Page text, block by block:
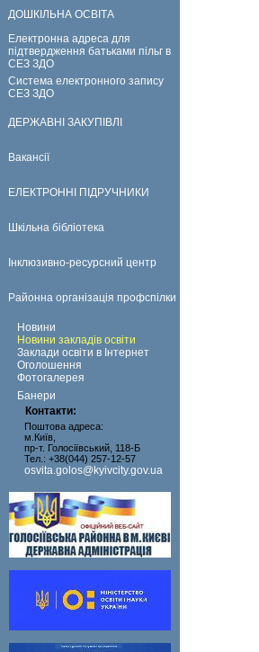
ДОШКІЛЬНА ОСВІТА
Електронна адреса для
підтвердження батьками пільг в
СЕЗ ЗДО
Система електронного запису
СЕЗ ЗДО
ДЕРЖАВНІ ЗАКУПІВЛІ
Вакансії
ЕЛЕКТРОННІ ПІДРУЧНИКИ
Шкільна бібліотека
Інклюзивно-ресурсний центр
Районна організація профспілки
Новини
Новини закладів освіти
Заклади освіти в Інтернет
Оголошення
Фотогалерея
Банери
Контакти:
Поштова адреса:
м.Київ,
пр-т. Голосіївський, 118-Б
Тел.: +38(044) 257-12-57
osvita.golos@kyivcity.gov.ua